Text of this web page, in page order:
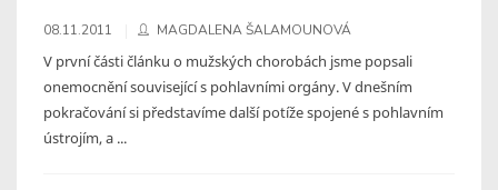
08.11.2011 MAGDALENA ŠALAMOUNOVÁ
V první části článku o mužských chorobách jsme popsali
onemocnění související s pohlavními orgány. V dnešním
pokračování si představíme další potíže spojené s pohlavním
ústrojím, a ...